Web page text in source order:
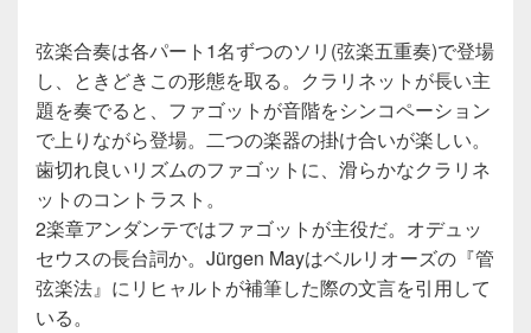
弦楽合奏は各パート1名ずつのソリ(弦楽五重奏)で登場
し、ときどきこの形態を取る。クラリネットが長い主
題を奏でると、ファゴットが音階をシンコペーション
で上りながら登場。二つの楽器の掛け合いが楽しい。
歯切れ良いリズムのファゴットに、滑らかなクラリネ
ットのコントラスト。
2楽章アンダンテではファゴットが主役だ。オデュッ
セウスの長台詞か。Jürgen Mayはベルリオーズの『管
弦楽法』にリヒャルトが補筆した際の文言を引用して
いる。